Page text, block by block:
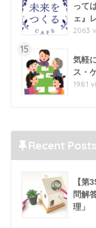
って
ェ』
2063
15
気軽
ス・
1981
Recent Posts
【第
問解
理」